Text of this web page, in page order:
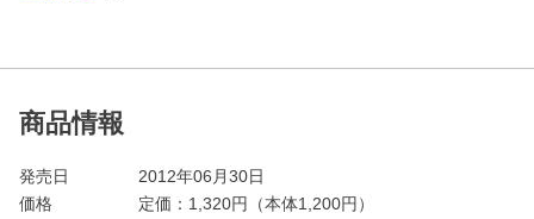
商品情報
発売日
2012年06月30日
価格
定価： 1,320円（本体1,200円）